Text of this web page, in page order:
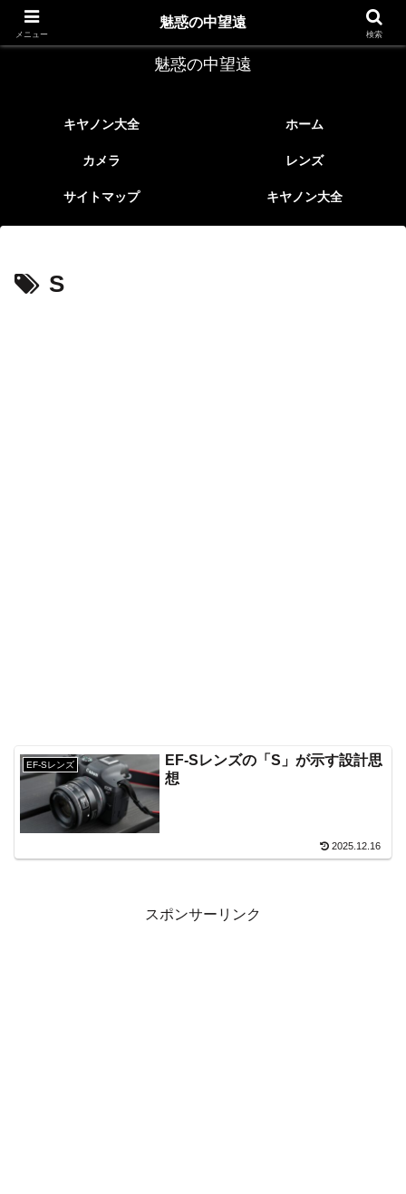
レトロなEFレンズ
魅惑の中望遠
キヤノン大全 ホーム
カメラ レンズ
サイトマップ キヤノン大全
S
EF-Sレンズ
EF-Sレンズの「S」が示す設計思
想
2025.12.16
スポンサーリンク
メニュー
魅惑の中望遠
検索